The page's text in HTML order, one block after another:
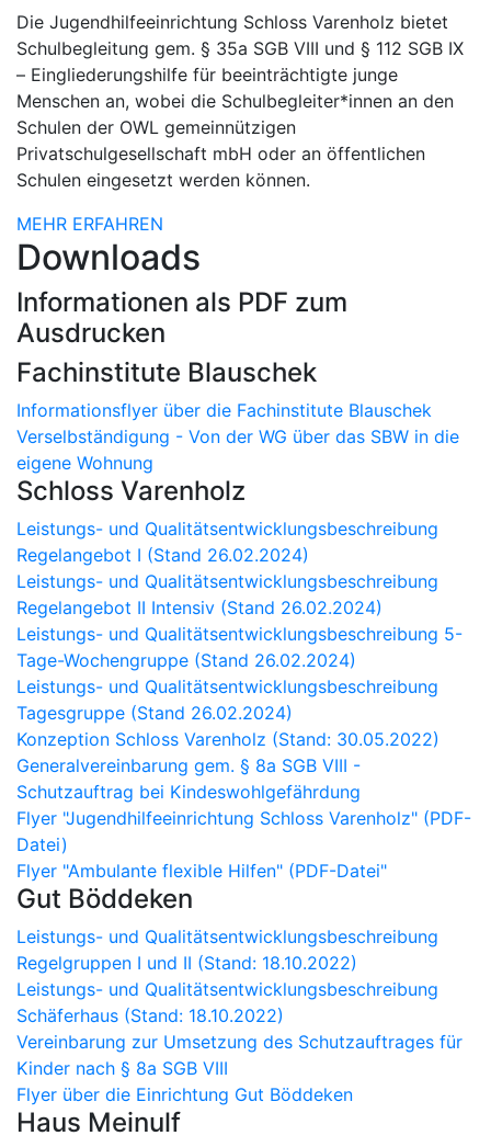
Die Jugendhilfeeinrichtung Schloss Varenholz bietet
Schulbegleitung gem. § 35a SGB VIII und § 112 SGB IX
– Eingliederungshilfe für beeinträchtigte junge
Menschen an, wobei die Schulbegleiter*innen an den
Schulen der OWL gemeinnützigen
Privatschulgesellschaft mbH oder an öffentlichen
Schulen eingesetzt werden können.
MEHR ERFAHREN
Downloads
Informationen als PDF zum
Ausdrucken
Fachinstitute Blauschek
Informationsflyer über die Fachinstitute Blauschek
Verselbständigung - Von der WG über das SBW in die
eigene Wohnung
Schloss Varenholz
Leistungs- und Qualitätsentwicklungsbeschreibung
Regelangebot I (Stand 26.02.2024)
Leistungs- und Qualitätsentwicklungsbeschreibung
Regelangebot II Intensiv (Stand 26.02.2024)
Leistungs- und Qualitätsentwicklungsbeschreibung 5-
Tage-Wochengruppe (Stand 26.02.2024)
Leistungs- und Qualitätsentwicklungsbeschreibung
Tagesgruppe (Stand 26.02.2024)
Konzeption Schloss Varenholz (Stand: 30.05.2022)
Generalvereinbarung gem. § 8a SGB VIII -
Schutzauftrag bei Kindeswohlgefährdung
Flyer "Jugendhilfeeinrichtung Schloss Varenholz" (PDF-
Datei)
Flyer "Ambulante flexible Hilfen" (PDF-Datei"
Gut Böddeken
Leistungs- und Qualitätsentwicklungsbeschreibung
Regelgruppen I und II (Stand: 18.10.2022)
Leistungs- und Qualitätsentwicklungsbeschreibung
Schäferhaus (Stand: 18.10.2022)
Vereinbarung zur Umsetzung des Schutzauftrages für
Kinder nach § 8a SGB VIII
Flyer über die Einrichtung Gut Böddeken
Haus Meinulf